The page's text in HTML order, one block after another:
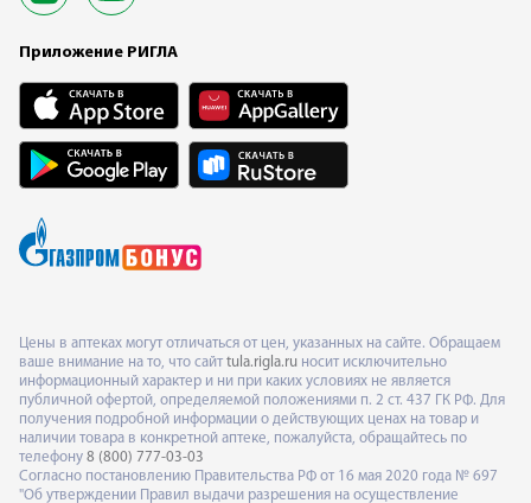
Приложение РИГЛА
Цены в аптеках могут отличаться от цен, указанных на сайте. Обращаем
ваше внимание на то, что сайт tula.rigla.ru носит исключительно
информационный характер и ни при каких условиях не является
публичной офертой, определяемой положениями п. 2 ст. 437 ГК РФ. Для
получения подробной информации о действующих ценах на товар и
наличии товара в конкретной аптеке, пожалуйста, обращайтесь по
телефону 8 (800) 777-03-03
Согласно постановлению Правительства РФ от 16 мая 2020 года № 697
"Об утверждении Правил выдачи разрешения на осуществление